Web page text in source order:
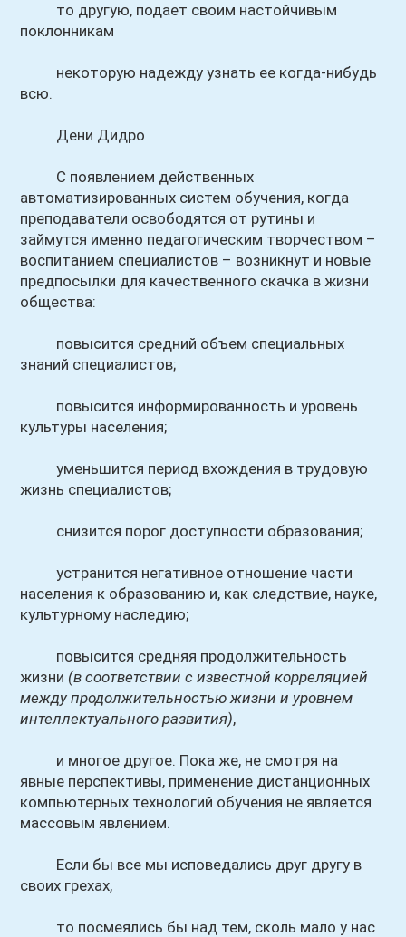
то другую, подает своим настойчивым
поклонникам
некоторую надежду узнать ее когда-нибудь
всю.
Дени Дидро
С появлением действенных
автоматизированных систем обучения, когда
преподаватели освободятся от рутины и
займутся именно педагогическим творчеством –
воспитанием специалистов – возникнут и новые
предпосылки для качественного скачка в жизни
общества:
повысится средний объем специальных
знаний специалистов;
повысится информированность и уровень
культуры населения;
уменьшится период вхождения в трудовую
жизнь специалистов;
снизится порог доступности образования;
устранится негативное отношение части
населения к образованию и, как следствие, науке,
культурному наследию;
повысится средняя продолжительность
жизни (в соответствии с известной корреляцией
между продолжительностью жизни и уровнем
интеллектуального развития),
и многое другое. Пока же, не смотря на
явные перспективы, применение дистанционных
компьютерных технологий обучения не является
массовым явлением.
Если бы все мы исповедались друг другу в
своих грехах,
то посмеялись бы над тем, сколь мало у нас